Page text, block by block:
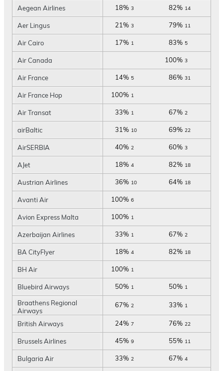
Aegean Airlines 18% 3 82% 14
Aer Lingus 21% 3 79% 11
Air Cairo 17% 1 83% 5
Air Canada 100% 3
Air France 14% 5 86% 31
Air France Hop 100% 1
Air Transat 33% 1 67% 2
airBaltic 31% 10 69% 22
AirSERBIA 40% 2 60% 3
AJet 18% 4 82% 18
Austrian Airlines 36% 10 64% 18
Avanti Air 100% 6
Avion Express Malta 100% 1
Azerbaijan Airlines 33% 1 67% 2
BA CityFlyer 18% 4 82% 18
BH Air 100% 1
Bluebird Airways 50% 1 50% 1
Braathens Regional
Airways
67% 2 33% 1
British Airways 24% 7 76% 22
Brussels Airlines 45% 9 55% 11
Bulgaria Air 33% 2 67% 4